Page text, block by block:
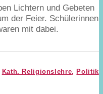
Lichtern und Gebeten
der Feier. Schülerinnen
mit dabei.
Kath. Religionslehre, Politik